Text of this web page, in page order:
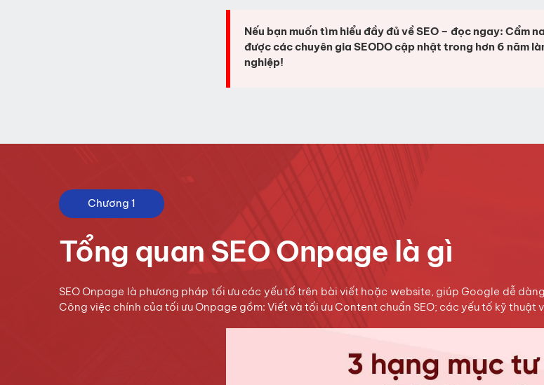
Nếu bạn muốn tìm hiểu đầy đủ về SEO – đọc ngay: Cẩm
được các chuyên gia SEODO cập nhật trong hơn 6 năm
nghiệp!
Chương 1
Tổng quan SEO Onpage là gì
SEO Onpage là phương pháp tối ưu các yếu tố trên bài viết hoặc website, giúp Google dễ
Công việc chính của tối ưu Onpage gồm: Viết và tối ưu Content chuẩn SEO; các yếu tố kỹ